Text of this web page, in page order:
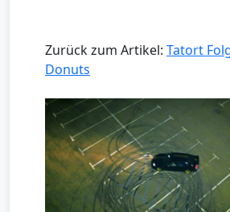
Zurück zum Artikel: Tatort
Donuts